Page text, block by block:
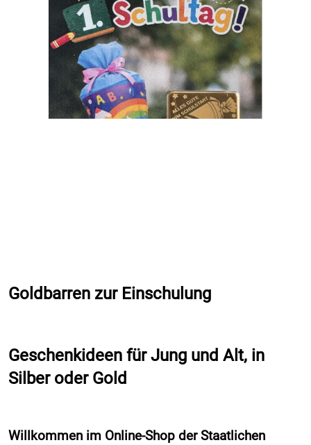
Goldbarren zur Einschulung
Geschenkideen für Jung und Alt, in
Silber oder Gold
Willkommen im Online-Shop der Staatlichen